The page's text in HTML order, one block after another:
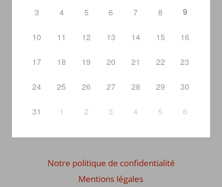
3 4 5 6 7 8 9
10 11 12 13 14 15 16
17 18 19 20 21 22 23
24 25 26 27 28 29 30
31 1 2 3 4 5 6
Notre politique de confidentialité
Mentions légales